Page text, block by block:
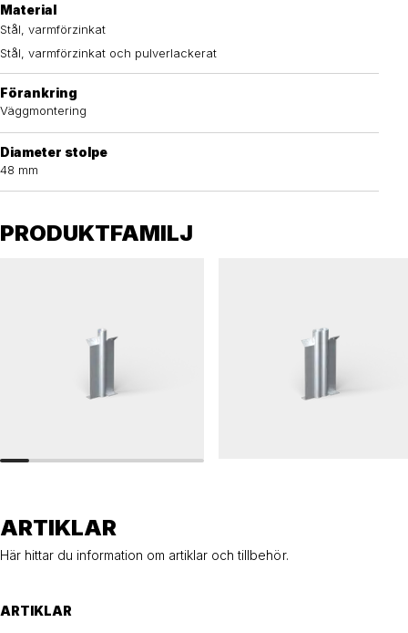
Material
Stål, varmförzinkat
Stål, varmförzinkat och pulverlackerat
Förankring
Väggmontering
Diameter stolpe
48 mm
PRODUKTFAMILJ
ARTIKLAR
Här hittar du information om artiklar och tillbehör.
ARTIKLAR